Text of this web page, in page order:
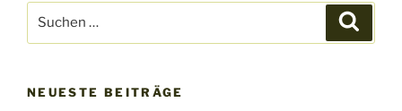
nach:
NEUESTE BEITRÄGE